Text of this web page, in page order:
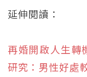
延伸閱讀：
再婚開啟人生轉
研究：男性好處